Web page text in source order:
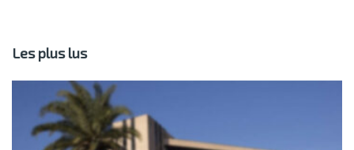
Les plus lus